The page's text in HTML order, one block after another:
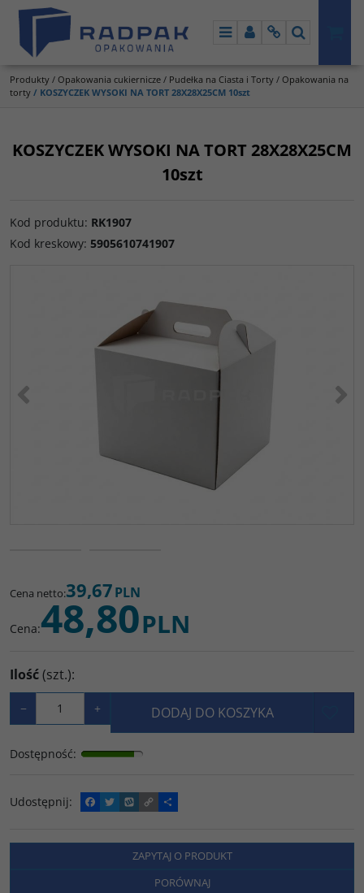
MenuPanelInfoSzukaj
Produkty / Opakowania cukiernicze / Pudełka na Ciasta i Torty / Opakowania na
torty / KOSZYCZEK WYSOKI NA TORT 28X28X25CM 10szt
KOSZYCZEK WYSOKI NA TORT 28X28X25CM
10szt
Kod produktu: RK1907
Kod kreskowy: 5905610741907
<
Cena netto:39,67PLN
Cena:48,80PLN
Ilość(szt.):
− + DODAJ DO KOSZYKA
Dostępność:
Udostępnij:
F
a
e
T
w
t
W
y
o
p
C
o
y
L
n
P
o
z
i
e
l
ZAPYTAJ O PRODUKT
PORÓWNAJ